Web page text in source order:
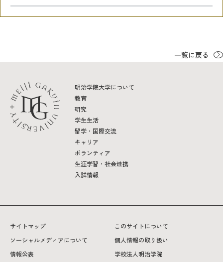
一覧に戻る
明治学院大学について
教育
研究
学生生活
留学・国際交流
キャリア
ボランティア
生涯学習・社会連携
入試情報
サイトマップ
このサイトについて
ソーシャルメディアについて
個人情報の取り扱い
情報公表
学校法人明治学院